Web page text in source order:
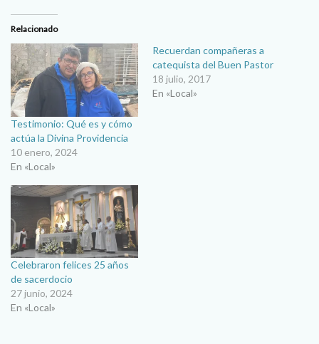
Relacionado
Testimonio: Qué es y cómo
actúa la Divina Providencia
10 enero, 2024
En «Local»
Recuerdan compañeras a
catequista del Buen Pastor
18 julio, 2017
En «Local»
Celebraron felices 25 años
de sacerdocio
27 junio, 2024
En «Local»